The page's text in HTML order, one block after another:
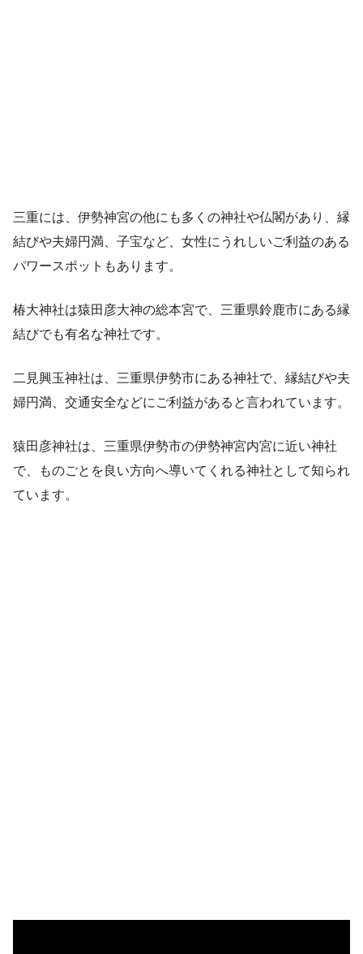
三重には、伊勢神宮の他にも多くの神社や仏閣があり、縁
結びや夫婦円満、子宝など、女性にうれしいご利益のある
パワースポットもあります。
椿大神社は猿田彦大神の総本宮で、三重県鈴鹿市にある縁
結びでも有名な神社です。
二見興玉神社は、三重県伊勢市にある神社で、縁結びや夫
婦円満、交通安全などにご利益があると言われています。
猿田彦神社は、三重県伊勢市の伊勢神宮内宮に近い神社
で、ものごとを良い方向へ導いてくれる神社として知られ
ています。